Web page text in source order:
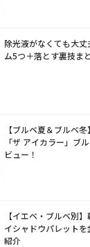
除光液がなくても大
ム5つ＋落とす裏技ま
【ブルベ夏＆ブルベ
「ザ アイカラー」ブ
ビュー！
【イエベ・ブルベ別
イシャドウパレット
紹介